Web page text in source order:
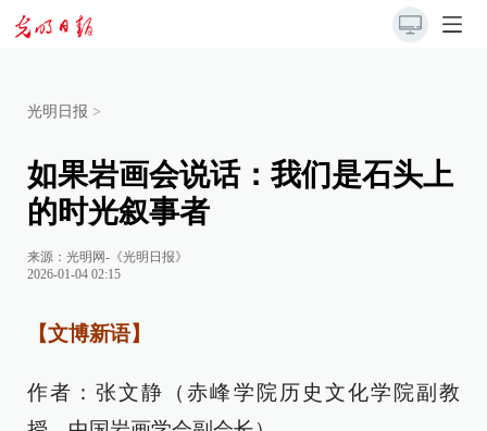
光明日报 >
如果岩画会说话：我们是石头上
的时光叙事者
来源： 光明网-《光明日报》
2026-01-04 02:15
【文博新语】
作者：张文静（赤峰学院历史文化学院副教